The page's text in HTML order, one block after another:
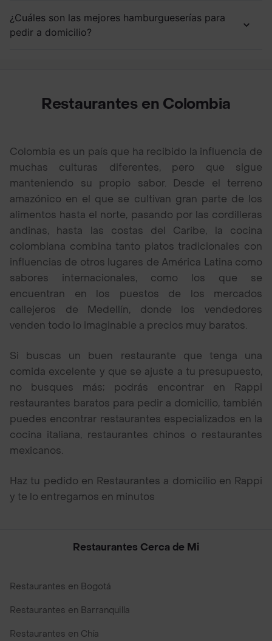
¿Cuáles son las mejores hamburgueserías para
pedir a domicilio?
Restaurantes en Colombia
Colombia es un país que ha recibido la influencia de
muchas culturas diferentes, pero que sigue
manteniendo su propio sabor. Desde el terreno
amazónico en el que se cultivan gran parte de los
alimentos hasta el norte, pasando por las cordilleras
andinas, hasta las costas del Caribe, la cocina
colombiana combina tanto platos tradicionales con
influencias de otros lugares de América Latina como
sabores internacionales, como los que se
encuentran en los puestos de los mercados
callejeros de Medellín, donde los vendedores
venden todo lo imaginable a precios muy baratos.
Si buscas un buen restaurante que tenga una
comida excelente y que se ajuste a tu presupuesto,
no busques más; podrás encontrar en Rappi
restaurantes baratos para pedir a domicilio, también
puedes encontrar restaurantes especializados en la
cocina italiana, restaurantes chinos o restaurantes
mexicanos.
Haz tu pedido en Restaurantes a domicilio en Rappi
y te lo entregamos en minutos
Restaurantes Cerca de Mi
Restaurantes en Bogotá
Restaurantes en Barranquilla
Restaurantes en Chía